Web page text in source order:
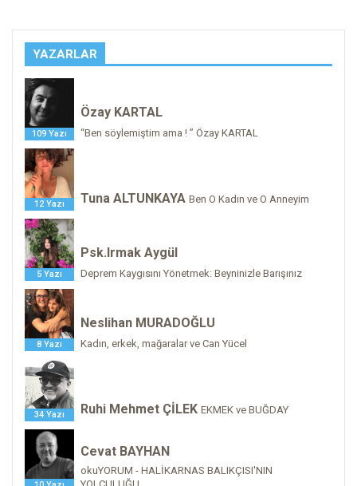
YAZARLAR
109 Yazı
Özay KARTAL
“Ben söylemiştim ama ! ” Özay KARTAL
12 Yazı Tuna ALTUNKAYA Ben O Kadın ve O Anneyim
5 Yazı
Psk.Irmak Aygül
Deprem Kaygısını Yönetmek: Beyninizle Barışınız
8 Yazı
Neslihan MURADOĞLU
Kadın, erkek, mağaralar ve Can Yücel
34 Yazı Ruhi Mehmet ÇİLEK EKMEK ve BUĞDAY
Cevat BAYHAN
okuYORUM - HALİKARNAS BALIKÇISI'NIN
YOLCULUĞU